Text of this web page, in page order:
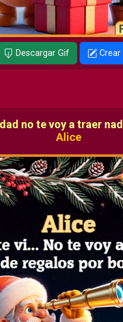
Descargar Gif Crear
no te voy a traer
Alice